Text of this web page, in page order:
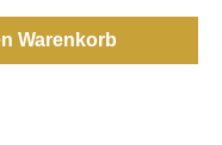
Warenkorb